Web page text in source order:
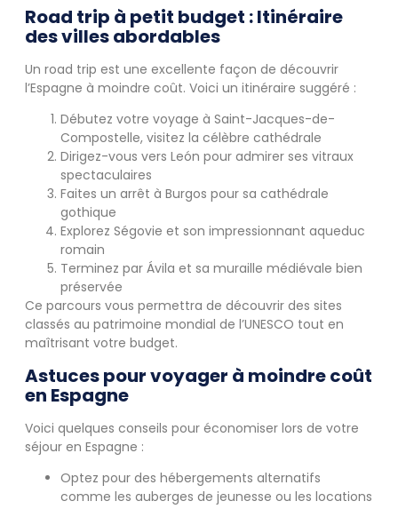
Road trip à petit budget : Itinéraire
des villes abordables
Un road trip est une excellente façon de découvrir
l’Espagne à moindre coût. Voici un itinéraire suggéré :
Débutez votre voyage à Saint-Jacques-de-
Compostelle, visitez la célèbre cathédrale
Dirigez-vous vers León pour admirer ses vitraux
spectaculaires
Faites un arrêt à Burgos pour sa cathédrale
gothique
Explorez Ségovie et son impressionnant aqueduc
romain
Terminez par Ávila et sa muraille médiévale bien
préservée
Ce parcours vous permettra de découvrir des sites
classés au patrimoine mondial de l’UNESCO tout en
maîtrisant votre budget.
Astuces pour voyager à moindre coût
en Espagne
Voici quelques conseils pour économiser lors de votre
séjour en Espagne :
Optez pour des hébergements alternatifs
comme les auberges de jeunesse ou les locations